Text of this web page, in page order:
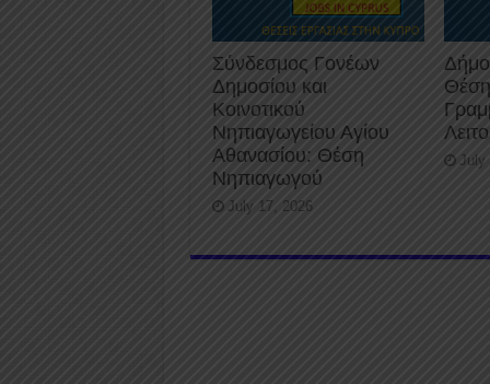
Σύνδεσμος Γονέων
Δημοσίου και
Κοινοτικού
Νηπιαγωγείου Αγίου
Αθανασίου: Θέση
Νηπιαγωγού
July 17, 2026
July